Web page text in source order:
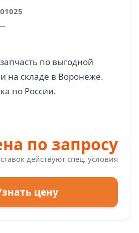
по выгодной
на складе в Воронеже.
по запросу
действуют спец. условия
цену